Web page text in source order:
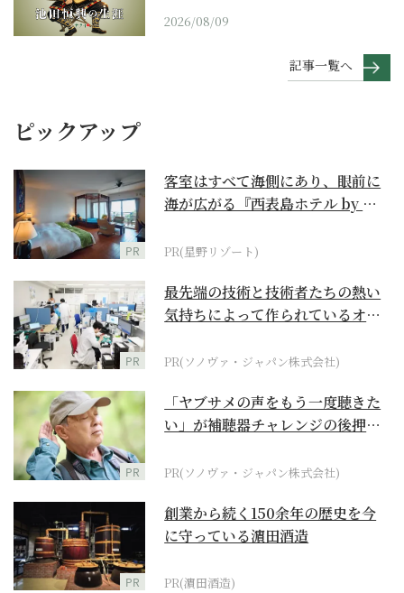
2026/08/09
記事一覧へ
ピックアップ
PR
客室はすべて海側にあり、眼前に
海が広がる『西表島ホテル by 星
PR(星野リゾート)
PR
最先端の技術と技術者たちの熱い
気持ちによって作られているオー
PR(ソノヴァ・ジャパン株式会社)
PR
「ヤブサメの声をもう一度聴きた
い」が補聴器チャレンジの後押し
PR(ソノヴァ・ジャパン株式会社)
PR
創業から続く150余年の歴史を今
に守っている濵田酒造
PR(濵田酒造)